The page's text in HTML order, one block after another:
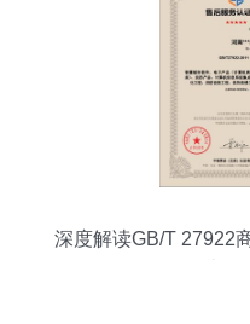
深度解读GB/T 27922